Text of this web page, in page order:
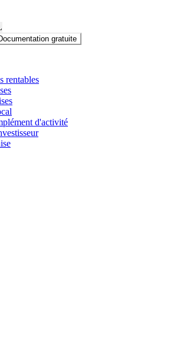
gratuite
rentables
d'activité